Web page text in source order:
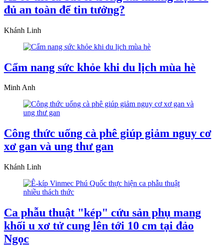
đủ an toàn để tin tưởng?
Khánh Linh
Cẩm nang sức khỏe khi du lịch mùa hè
Minh Anh
Công thức uống cà phê giúp giảm nguy cơ
xơ gan và ung thư gan
Khánh Linh
Ca phẫu thuật "kép" cứu sản phụ mang
khối u xơ tử cung lên tới 10 cm tại đảo
Ngọc